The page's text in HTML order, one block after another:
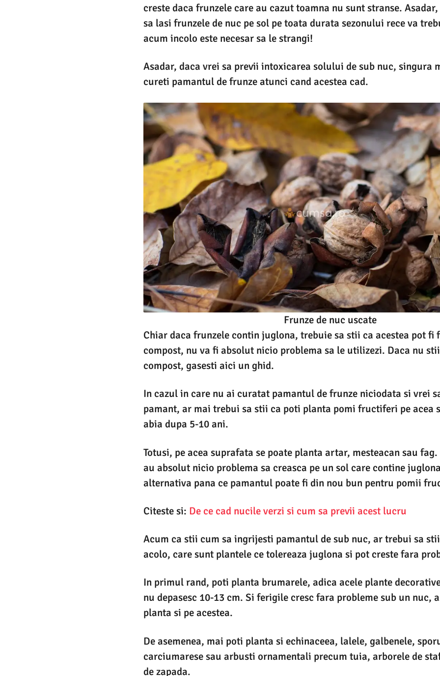
creste daca frunzele care au cazut toamna nu sunt stranse.
sa lasi frunzele de nuc pe sol pe toata durata sezonului rece va
acum incolo este necesar sa le strangi!
Asadar, daca vrei sa previi intoxicarea solului de sub nuc, singura
cureti pamantul de frunze atunci cand acestea cad.
Frunze de nuc uscate
Chiar daca frunzele contin juglona, trebuie sa stii ca acestea pot fi
compost, nu va fi absolut nicio problema sa le utilizezi. Daca nu
compost, gasesti aici un ghid.
In cazul in care nu ai curatat pamantul de frunze niciodata si vrei
pamant, ar mai trebui sa stii ca poti planta pomi fructiferi pe acea
abia dupa 5-10 ani.
Totusi, pe acea suprafata se poate planta artar, mesteacan sau
au absolut nicio problema sa creasca pe un sol care contine
alternativa pana ce pamantul poate fi din nou bun pentru pomii
Citeste si: De ce cad nucile verzi si cum sa previi acest lucru
Acum ca stii cum sa ingrijesti pamantul de sub nuc, ar trebui sa
acolo, care sunt plantele ce tolereaza juglona si pot creste fara
In primul rand, poti planta brumarele, adica acele plante
nu depasesc 10-13 cm. Si ferigile cresc fara probleme sub un nuc,
planta si pe acestea.
De asemenea, mai poti planta si echinaceea, lalele, galbenele,
carciumarese sau arbusti ornamentali precum tuia, arborele de
de zapada.